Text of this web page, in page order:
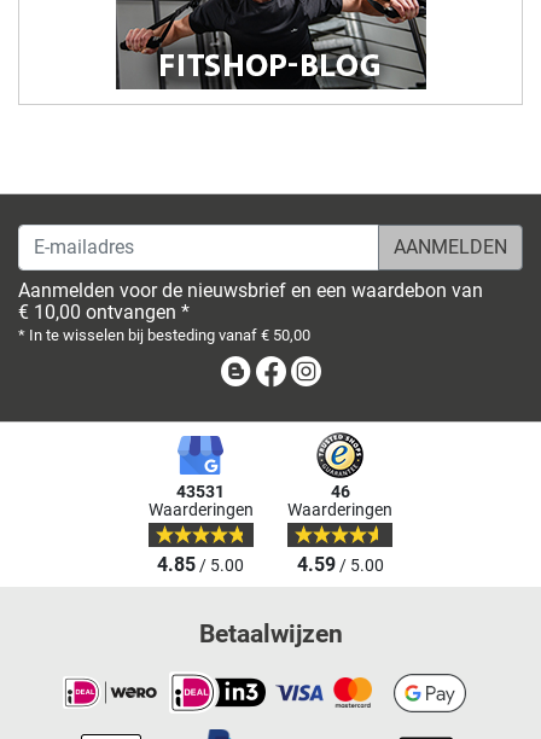
E-mailadres
Aanmelden voor de nieuwsbrief en een waardebon van
€ 10,00 ontvangen *
* In te wisselen bij besteding vanaf € 50,00
BlogFacebook
43531
Waarderingen
4.85/ 5.00
46
Waarderingen
4.59/ 5.00
Betaalwijzen